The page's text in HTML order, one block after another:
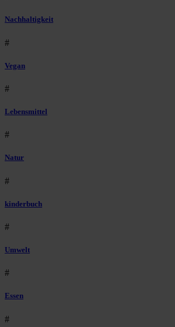
Nachhaltigkeit
#
Vegan
#
Lebensmittel
#
Natur
#
kinderbuch
#
Umwelt
#
Essen
#